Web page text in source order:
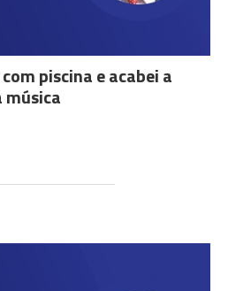
piscina e acabei a